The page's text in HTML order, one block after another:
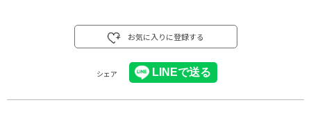
お気に入りに登録する
シェア